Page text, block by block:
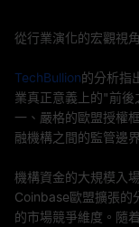
從行業演化的宏觀視
TechBullion的分析指
業真正意義上的"前
一、嚴格的歐盟授權
融機構之間的監管邊
機構資金的大規模入
Coinbase歐盟擴張的
的市場競爭維度。隨